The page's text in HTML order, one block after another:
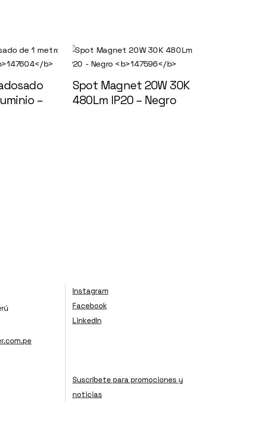
–
Spot Magnet 20W 30K
480Lm IP20 – Negro
Instagram
Facebook
LinkedIn
Suscríbete para promociones y
noticias